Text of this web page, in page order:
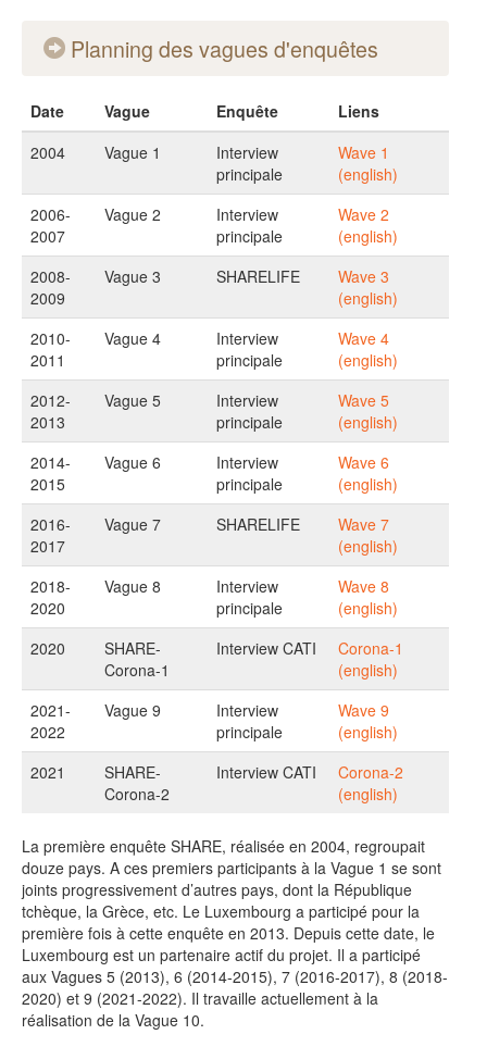
Planning des vagues d'enquêtes
Date Vague Enquête
Liens
2004
Vague 1
Interview
principale
Wave 1
(english)
2006-
2007
Vague 2
Interview
principale
Wave 2
(english)
2008-
2009
Vague 3 SHARELIFE
Wave 3
(english)
2010-
2011
Vague 4
Interview
principale
Wave 4
(english)
2012-
2013
Vague 5
Interview
principale
Wave 5
(english)
2014-
2015
Vague 6
Interview
principale
Wave 6
(english)
2016-
2017
Vague 7 SHARELIFE
Wave 7
(english)
2018-
2020
Vague 8
Interview
principale
Wave 8
(english)
2020
SHARE-
Corona-1
Interview CATI
Corona-1
(english)
2021-
2022
Vague 9
Interview
principale
Wave 9
(english)
2021
SHARE-
Corona-2
Interview CATI
Corona-2
(english)
La première enquête SHARE, réalisée en 2004, regroupait
douze pays. A ces premiers participants à la Vague 1 se sont
joints progressivement d’autres pays, dont la République
tchèque, la Grèce, etc. Le Luxembourg a participé pour la
première fois à cette enquête en 2013. Depuis cette date, le
Luxembourg est un partenaire actif du projet. Il a participé
aux Vagues 5 (2013), 6 (2014-2015), 7 (2016-2017), 8 (2018-
2020) et 9 (2021-2022). Il travaille actuellement à la
réalisation de la Vague 10.